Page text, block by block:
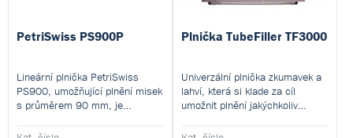
PetriSwiss PS900P
Lineární plnička PetriSwiss
PS900, umožňující plnění misek
s průměrem 90 mm, je
Swiss. Kapacita systému je
Plnička TubeFiller TF3000
Univerzální plnička zkumavek a
lahví, která si klade za cíl
umožnit plnění jakýchkoliv
proto opatřena velmi stabilním,